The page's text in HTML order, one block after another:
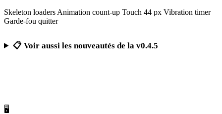
Skeleton loaders Animation count-up Touch 44 px Vibration timer
Garde-fou quitter
📋 Voir aussi les nouveautés de la v0.4.5
🖥️